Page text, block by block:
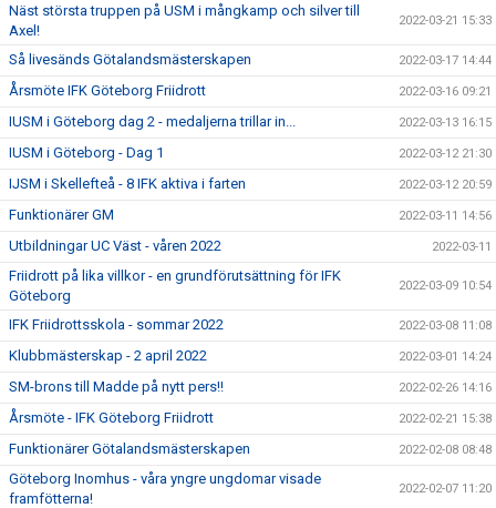
Näst största truppen på USM i mångkamp och silver till
Axel!
2022-03-21 15:33
Så livesänds Götalandsmästerskapen 2022-03-17 14:44
Årsmöte IFK Göteborg Friidrott 2022-03-16 09:21
IUSM i Göteborg dag 2 - medaljerna trillar in... 2022-03-13 16:15
IUSM i Göteborg - Dag 1 2022-03-12 21:30
IJSM i Skellefteå - 8 IFK aktiva i farten 2022-03-12 20:59
Funktionärer GM 2022-03-11 14:56
Utbildningar UC Väst - våren 2022 2022-03-11
Friidrott på lika villkor - en grundförutsättning för IFK
Göteborg
2022-03-09 10:54
IFK Friidrottsskola - sommar 2022 2022-03-08 11:08
Klubbmästerskap - 2 april 2022 2022-03-01 14:24
SM-brons till Madde på nytt pers!! 2022-02-26 14:16
Årsmöte - IFK Göteborg Friidrott 2022-02-21 15:38
Funktionärer Götalandsmästerskapen 2022-02-08 08:48
Göteborg Inomhus - våra yngre ungdomar visade
framfötterna!
2022-02-07 11:20